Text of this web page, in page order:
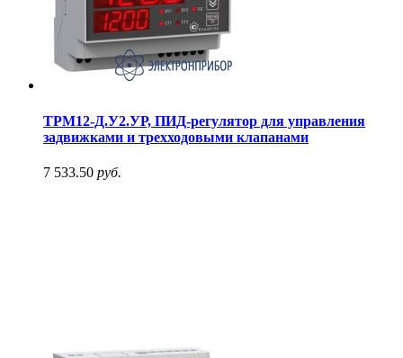
ТРМ12-Д.У2.УР, ПИД-регулятор для управления
задвижками и трехходовыми клапанами
7 533.50 руб.